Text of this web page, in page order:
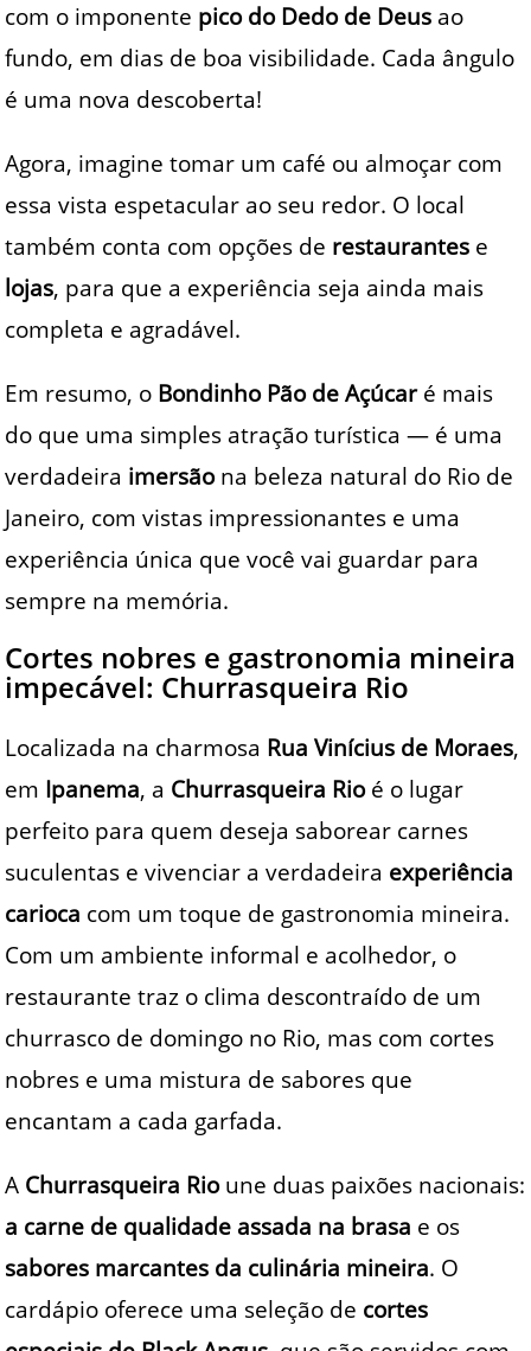
com o imponente pico do Dedo de Deus ao
fundo, em dias de boa visibilidade. Cada ângulo
é uma nova descoberta!
Agora, imagine tomar um café ou almoçar com
essa vista espetacular ao seu redor. O local
também conta com opções de restaurantes e
lojas, para que a experiência seja ainda mais
completa e agradável.
Em resumo, o Bondinho Pão de Açúcaré mais
do que uma simples atração turística — é uma
verdadeira imersãona beleza natural do Rio de
Janeiro, com vistas impressionantes e uma
experiência única que você vai guardar para
sempre na memória.
Cortes nobres e gastronomia mineira
impecável: Churrasqueira Rio
Localizada na charmosa Rua Vinícius de Moraes,
em Ipanema, a Churrasqueira Rioé o lugar
perfeito para quem deseja saborear carnes
suculentas e vivenciar a verdadeira experiência
carioca com um toque de gastronomia mineira.
Com um ambiente informal e acolhedor, o
restaurante traz o clima descontraído de um
churrasco de domingo no Rio, mas com cortes
nobres e uma mistura de sabores que
encantam a cada garfada.
A Churrasqueira Rioune duas paixões nacionais:
a carne de qualidade assada na brasa e os
sabores marcantes da culinária mineira. O
cardápio oferece uma seleção de cortes